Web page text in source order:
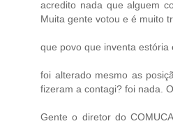
acredito nada que alguem
Muita gente votou e é muito
que povo que inventa estória
foi alterado mesmo as
fizeram a contagi? foi nada.
Gente o diretor do